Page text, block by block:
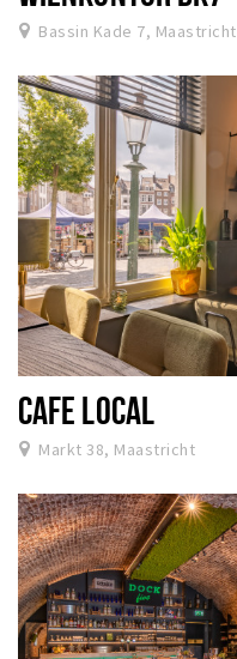
Bassin Kade 7, Maastricht
CAFE LOCAL
Markt 38, Maastricht